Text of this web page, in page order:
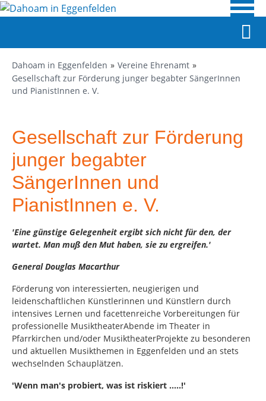
Dahoam in Eggenfelden
Vereine Ehrenamt
Gesellschaft zur Förderung junger begabter SängerInnen
und PianistInnen e. V.
Gesellschaft zur Förderung
junger begabter
SängerInnen und
PianistInnen e. V.
'Eine günstige Gelegenheit ergibt sich nicht für den, der
wartet. Man muß den Mut haben, sie zu ergreifen.'
General Douglas Macarthur
Förderung von interessierten, neugierigen und
leidenschaftlichen Künstlerinnen und Künstlern durch
intensives Lernen und facettenreiche Vorbereitungen für
professionelle MusiktheaterAbende im Theater in
Pfarrkirchen und/oder MusiktheaterProjekte zu besonderen
und aktuellen Musikthemen in Eggenfelden und an stets
wechselnden Schauplätzen.
'Wenn man's probiert, was ist riskiert .....!'